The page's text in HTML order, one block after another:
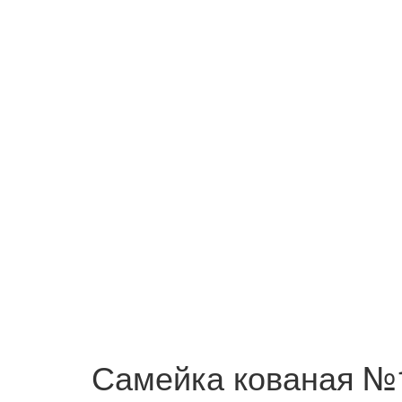
Самейка кованая